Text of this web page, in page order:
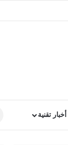
أخبار تقنية